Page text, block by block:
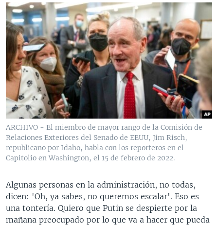
ARCHIVO - El miembro de mayor rango de la Comisión de
Relaciones Exteriores del Senado de EEUU, Jim Risch,
republicano por Idaho, habla con los reporteros en el
Capitolio en Washington, el 15 de febrero de 2022.
Algunas personas en la administración, no todas,
dicen: 'Oh, ya sabes, no queremos escalar'. Eso es
una tontería. Quiero que Putin se despierte por la
mañana preocupado por lo que va a hacer que pueda